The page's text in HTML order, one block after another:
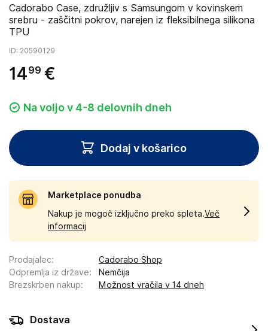
Cadorabo Case, združljiv s Samsungom v kovinskem
srebru - zaščitni pokrov, narejen iz fleksibilnega silikona
TPU
ID: 20590129
1499 €
Na voljo v 4-8 delovnih dneh
Dodaj v košarico
Marketplace ponudba
Nakup je mogoč izključno preko spleta.Več
informacij
Prodajalec:
Cadorabo Shop
Odpremlja iz države:
Nemčija
Brezskrben nakup: Možnost vračila v 14 dneh
Dostava